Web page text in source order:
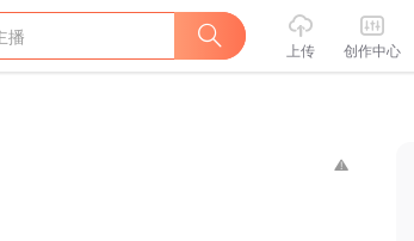
上传 创作中心